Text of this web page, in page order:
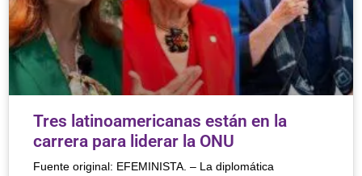
Tres latinoamericanas están en la
carrera para liderar la ONU
Fuente original: EFEMINISTA. – La diplomática